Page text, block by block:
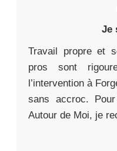
Je
Travail propre et
pros sont
l’intervention à
sans accroc.
Autour de Moi, je